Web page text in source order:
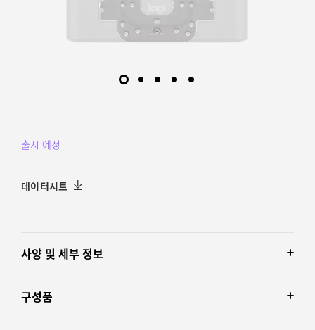
출시 예정
데이터시트
사양 및 세부 정보
구성품